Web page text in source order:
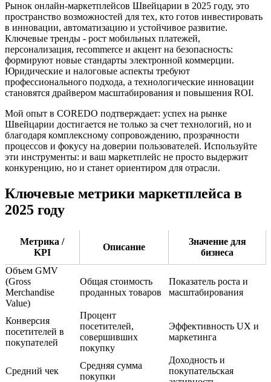
Рынок онлайн-маркетплейсов Швейцарии в 2025 году, это
пространство возможностей для тех, кто готов инвестировать
в инновации, автоматизацию и устойчивое развитие.
Ключевые тренды - рост мобильных платежей,
персонализация, recommerce и акцент на безопасность:
формируют новые стандарты электронной коммерции.
Юридические и налоговые аспекты требуют
профессионального подхода, а технологические инновации
становятся драйвером масштабирования и повышения ROI.
Мой опыт в COREDO подтверждает: успех на рынке
Швейцарии достигается не только за счет технологий, но и
благодаря комплексному сопровождению, прозрачности
процессов и фокусу на доверии пользователей. Используйте
эти инструменты: и ваш маркетплейс не просто выдержит
конкуренцию, но и станет ориентиром для отрасли.
Ключевые метрики маркетплейса в
2025 году
Метрика /
KPI
Описание
Значение для
бизнеса
Объем GMV
(Gross
Merchandise
Value)
Общая стоимость
проданных товаров
Показатель роста и
масштабирования
Конверсия
посетителей в
покупателей
Процент
посетителей,
совершивших
покупку
Эффективность UX и
маркетинга
Средний чек
Средняя сумма
покупки
Доходность и
покупательская